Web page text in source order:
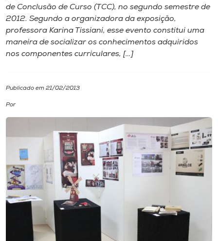
Internacionalização
I.nova
Cultura
Biblioteca
Editora
de Conclusão de Curso (TCC), no segundo semestre de
2012. Segundo a organizadora da exposição,
professora Karina Tissiani, esse evento constitui uma
maneira de socializar os conhecimentos adquiridos
nos componentes curriculares, […]
Publicado em 21/02/2013
Por